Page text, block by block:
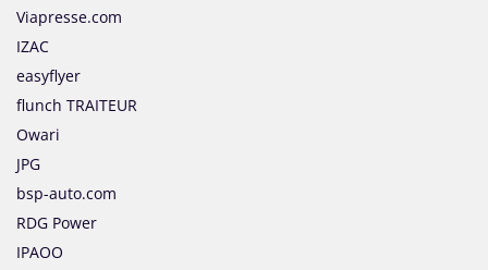
Viapresse.com
IZAC
easyflyer
flunch TRAITEUR
Owari
JPG
bsp-auto.com
RDG Power
IPAOO